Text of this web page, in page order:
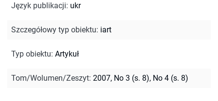
Język publikacji: ukr
Szczegółowy typ obiektu: iart
Typ obiektu: Artykuł
Tom/Wolumen/Zeszyt: 2007, No 3 (s. 8), No 4 (s. 8)